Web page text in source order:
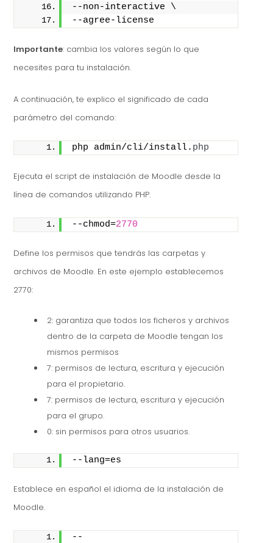
--non-interactive \
--agree-license
Importante: cambia los valores según lo que
necesites para tu instalación.
A continuación, te explico el significado de cada
parámetro del comando:
php admin/cli/install. php
Ejecuta el script de instalación de Moodle desde la
línea de comandos utilizando PHP.
--chmod=2770
Define los permisos que tendrás las carpetas y
archivos de Moodle. En este ejemplo establecemos
2770:
2: garantiza que todos los ficheros y archivos
dentro de la carpeta de Moodle tengan los
mismos permisos
7: permisos de lectura, escritura y ejecución
para el propietario.
7: permisos de lectura, escritura y ejecución
para el grupo.
0: sin permisos para otros usuarios.
--lang=es
Establece en español el idioma de la instalación de
Moodle.
--